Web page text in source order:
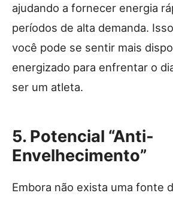
ajudando a fornecer energia
períodos de alta demanda.
você pode se sentir mais
energizado para enfrentar o
ser um atleta.
5. Potencial “Anti-
Envelhecimento”
Embora não exista uma fonte